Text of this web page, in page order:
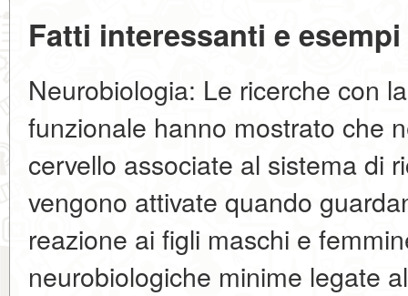
Fatti interessanti e esempi
Neurobiologia: Le ricerche con
funzionale hanno mostrato che
cervello associate al sistema di
vengono attivate quando
reazione ai figli maschi e
neurobiologiche minime legate